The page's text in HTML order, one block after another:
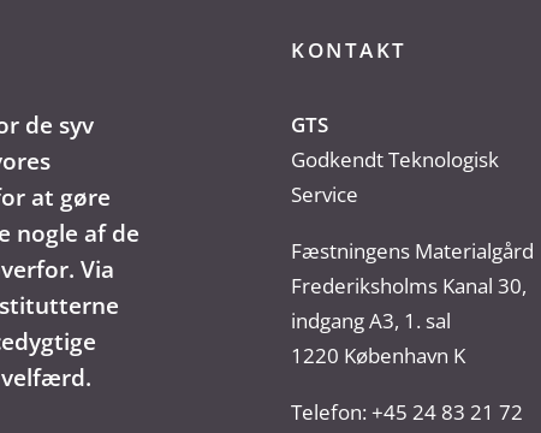
de syv
at gøre
nogle af de
Via
KONTAKT
GTS
Godkendt Teknologisk
Service
Fæstningens Materialgård
Frederiksholms Kanal 30,
indgang A3, 1. sal
1220 København K
Telefon: +45 24 83 21 72